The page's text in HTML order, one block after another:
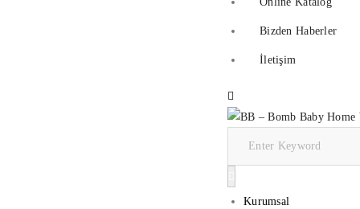
Bizden Haberler
İletişim
Kurumsal